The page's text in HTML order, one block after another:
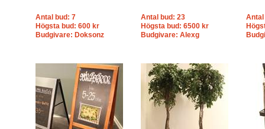
Antal bud: 7
Högsta bud: 600 kr
Budgivare: Doksonz
Antal bud: 23
Högsta bud: 6500 kr
Budgivare: Alexg
Antal